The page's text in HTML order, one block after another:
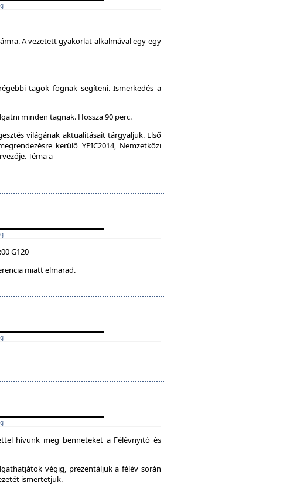
A vezetett gyakorlat alkalmával egy-egy
tagok fognak segíteni. Ismerkedés a
minden tagnak. Hossza 90 perc.
világának aktualitásait tárgyaljuk. Első
kerülő YPIC2014, Nemzetközi
Téma a
G120
miatt elmarad.
hívunk meg benneteket a Félévnyitó és
végig, prezentáljuk a félév során
ismertetjük.